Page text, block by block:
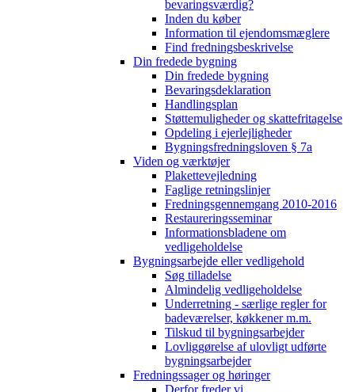
bevaringsværdig?
Inden du køber
Information til ejendomsmæglere
Find fredningsbeskrivelse
Din fredede bygning
Din fredede bygning
Bevaringsdeklaration
Handlingsplan
Støttemuligheder og skattefritagelse
Opdeling i ejerlejligheder
Bygningsfredningsloven § 7a
Viden og værktøjer
Plakettevejledning
Faglige retningslinjer
Fredningsgennemgang 2010-2016
Restaureringsseminar
Informationsbladene om
vedligeholdelse
Bygningsarbejde eller vedligehold
Søg tilladelse
Almindelig vedligeholdelse
Underretning - særlige regler for
badeværelser, køkkener m.m.
Tilskud til bygningsarbejder
Lovliggørelse af ulovligt udførte
bygningsarbejder
Fredningssager og høringer
Derfor freder vi